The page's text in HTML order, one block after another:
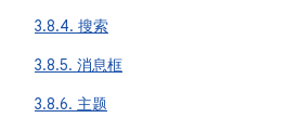
3.8.4. 搜索
3.8.5. 消息框
3.8.6. 主题